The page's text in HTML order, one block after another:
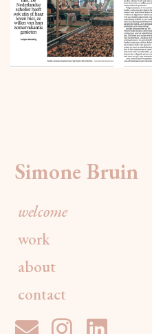
Simone Bruin
welcome
work
about
contact